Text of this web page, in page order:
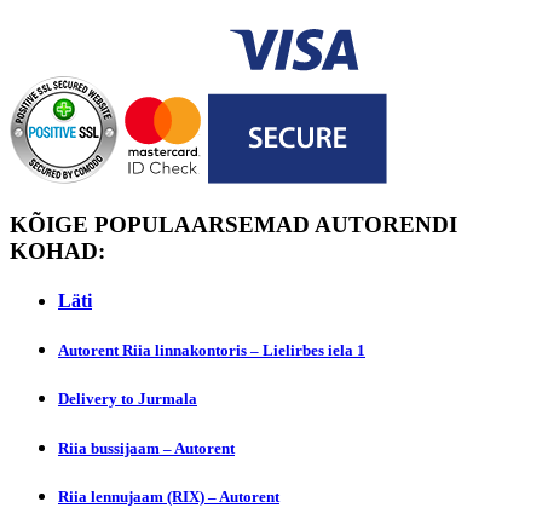
KÕIGE POPULAARSEMAD AUTORENDI
KOHAD:
Läti
Autorent Riia linnakontoris – Lielirbes iela 1
Dеlivery to Jurmala
Riia bussijaam – Autorent
Riia lennujaam (RIX) – Autorent